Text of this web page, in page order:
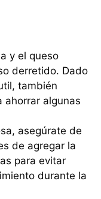
y el queso
derretido. Dado
también
ahorrar algunas
asegúrate de
de agregar la
para evitar
durante la